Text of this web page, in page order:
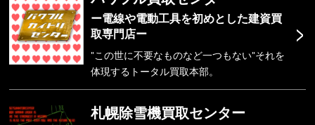
>
ー電線や電動工具を初めとした建資買
取専門店ー
"この世に不要なものなど一つもない"それを
体現するトータル買取本部。
札幌除雪機買取センター